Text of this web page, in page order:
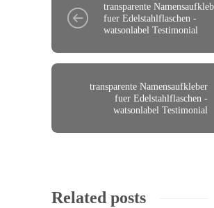
transparente
fuer Edelstahlflaschen -
watsonlabel Testimonial
transparente Namensaufkleber
fuer Edelstahlflaschen -
watsonlabel Testimonial
Related posts